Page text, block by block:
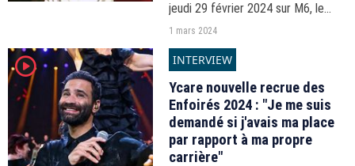
jeudi 29 février 2024 sur M6, le
quatrième épisode de "Pékin
d'or".
1 mars 2024
player2 INTERVIEW
Ycare nouvelle recrue des
Enfoirés 2024 : "Je me suis
demandé si j'avais ma place
par rapport à ma propre
carrière"